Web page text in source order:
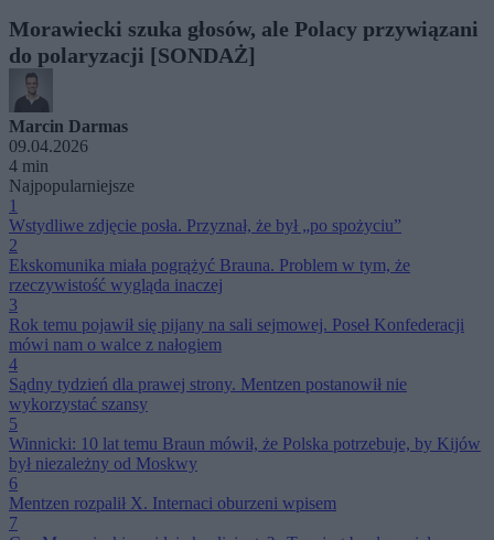
Morawiecki szuka głosów, ale Polacy przywiązani
do polaryzacji [SONDAŻ]
Marcin Darmas
09.04.2026
4 min
Najpopularniejsze
1
Wstydliwe zdjęcie posła. Przyznał, że był „po spożyciu”
2
Ekskomunika miała pogrążyć Brauna. Problem w tym, że
rzeczywistość wygląda inaczej
3
Rok temu pojawił się pijany na sali sejmowej. Poseł Konfederacji
mówi nam o walce z nałogiem
4
Sądny tydzień dla prawej strony. Mentzen postanowił nie
wykorzystać szansy
5
Winnicki: 10 lat temu Braun mówił, że Polska potrzebuje, by Kijów
był niezależny od Moskwy
6
Mentzen rozpalił X. Internaci oburzeni wpisem
7